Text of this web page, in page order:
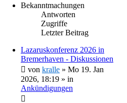
Bekanntmachungen
Antworten
Zugriffe
Letzter Beitrag
Lazaruskonferenz 2026 in
Bremerhaven - Diskussionen
von kralle » Mo 19. Jan
2026, 18:19 » in
Ankündigungen